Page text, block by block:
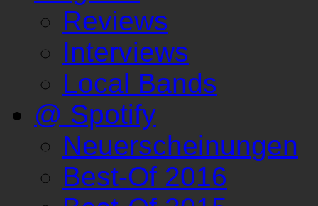
Reviews
Interviews
Local Bands
@ Spotify
Neuerscheinungen
Best-Of 2016